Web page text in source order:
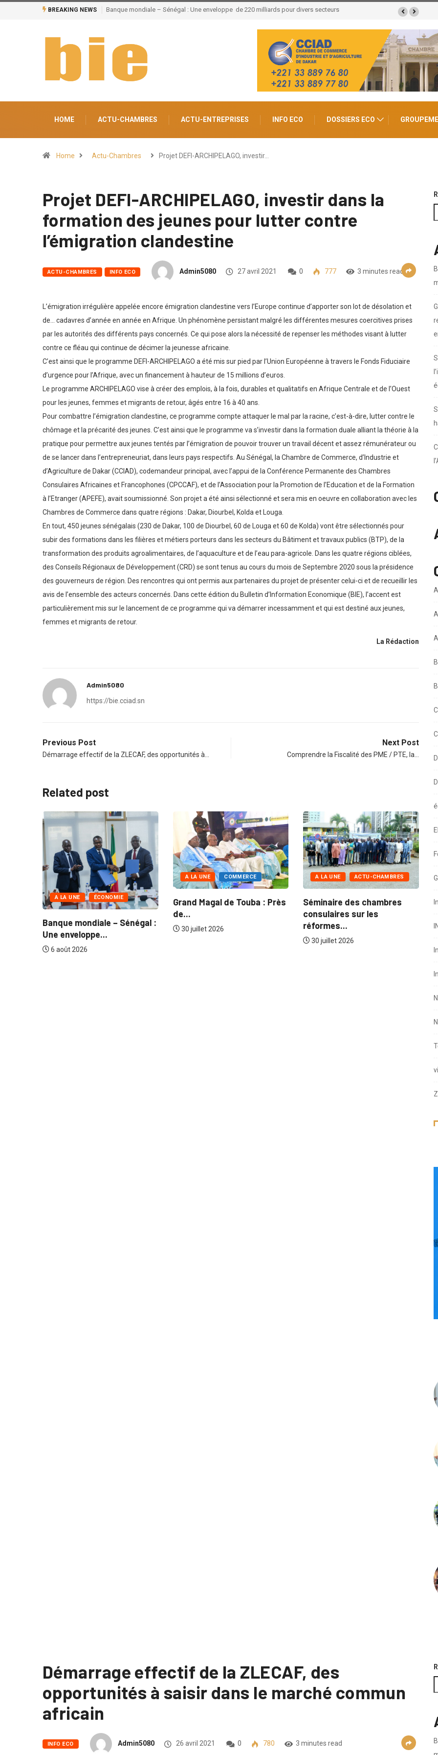
BREAKING NEWS
de 220 milliards pour divers secteursGrand Magal de Touba : Près de 630 milliards FCFA de retombées économiques et
HOME ACTU-CHAMBRES ACTU-ENTREPRISES INFO ECO DOSSIERS ECO
Home Actu-Chambres Projet DEFI-ARCHIPELAGO, investir…
Projet DEFI-ARCHIPELAGO, investir dans la
formation des jeunes pour lutter contre
l’émigration clandestine
ACTU-CHAMBRES INFO ECO Admin5080 27 avril 2021 0 777 3 minutes read
L’émigration irrégulière appelée encore émigration clandestine vers l’Europe continue d’apporter son lot de désolation et
de… cadavres d’année en année en Afrique. Un phénomène persistant malgré les différentes mesures coercitives prises
par les autorités des différents pays concernés. Ce qui pose alors la nécessité de repenser les méthodes visant à lutter
contre ce fléau qui continue de décimer la jeunesse africaine.
C’est ainsi que le programme DEFI-ARCHIPELAGO a été mis sur pied par l’Union Européenne à travers le Fonds Fiduciaire
d’urgence pour l’Afrique, avec un financement à hauteur de 15 millions d’euros.
Le programme ARCHIPELAGO vise à créer des emplois, à la fois, durables et qualitatifs en Afrique Centrale et de l’Ouest
pour les jeunes, femmes et migrants de retour, âgés entre 16 à 40 ans.
Pour combattre l’émigration clandestine, ce programme compte attaquer le mal par la racine, c’est-à-dire, lutter contre le
chômage et la précarité des jeunes. C’est ainsi que le programme va s’investir dans la formation duale alliant la théorie à la
pratique pour permettre aux jeunes tentés par l’émigration de pouvoir trouver un travail décent et assez rémunérateur ou
de se lancer dans l’entrepreneuriat, dans leurs pays respectifs. Au Sénégal, la Chambre de Commerce, d’Industrie et
d’Agriculture de Dakar (CCIAD), codemandeur principal, avec l’appui de la Conférence Permanente des Chambres
Consulaires Africaines et Francophones (CPCCAF), et de l’Association pour la Promotion de l’Education et de la Formation
à l’Etranger (APEFE), avait soumissionné. Son projet a été ainsi sélectionné et sera mis en oeuvre en collaboration avec les
Chambres de Commerce dans quatre régions : Dakar, Diourbel, Kolda et Louga.
En tout, 450 jeunes sénégalais (230 de Dakar, 100 de Diourbel, 60 de Louga et 60 de Kolda) vont être sélectionnés pour
subir des formations dans les filières et métiers porteurs dans les secteurs du Bâtiment et travaux publics (BTP), de la
transformation des produits agroalimentaires, de l’aquaculture et de l’eau para-agricole. Dans les quatre régions ciblées,
des Conseils Régionaux de Développement (CRD) se sont tenus au cours du mois de Septembre 2020 sous la présidence
des gouverneurs de région. Des rencontres qui ont permis aux partenaires du projet de présenter celui-ci et de recueillir les
avis de l’ensemble des acteurs concernés. Dans cette édition du Bulletin d’Information Economique (BIE), l’accent est
particulièrement mis sur le lancement de ce programme qui va démarrer incessamment et qui est destiné aux jeunes,
femmes et migrants de retour.
La Rédaction
Admin5080
https://bie.cciad.sn
Previous Post
Démarrage effectif de la ZLECAF, des opportunités à…
Next Post
Comprendre la Fiscalité des PME / PTE, la…
Related post
A LA UNE ÉCONOMIE
Banque mondiale – Sénégal :
Une enveloppe...
6 août 2026
A LA UNE COMMERCE
Grand Magal de Touba : Près
de...
30 juillet 2026
A LA UNE ACTU-CHAMBRES
Séminaire des chambres
consulaires sur les
réformes...
30 juillet 2026
Démarrage effectif de la ZLECAF, des
opportunités à saisir dans le marché commun
africain
INFO ECO Admin5080 26 avril 2021 0 780 3 minutes read